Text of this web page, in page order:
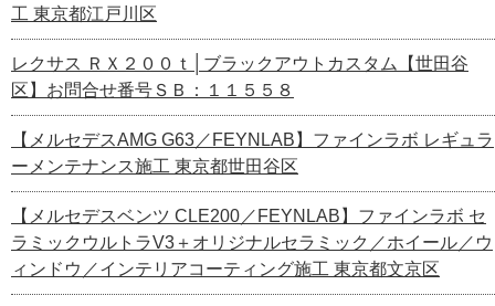
工 東京都江戸川区
レクサス ＲＸ２００ｔ│ブラックアウトカスタム【世田谷
区】お問合せ番号ＳＢ：１１５５８
【メルセデスAMG G63／FEYNLAB】ファインラボ レギュラ
ーメンテナンス施工 東京都世田谷区
【メルセデスベンツ CLE200／FEYNLAB】ファインラボ セ
ラミックウルトラV3＋オリジナルセラミック／ホイール／ウ
ィンドウ／インテリアコーティング施工 東京都文京区